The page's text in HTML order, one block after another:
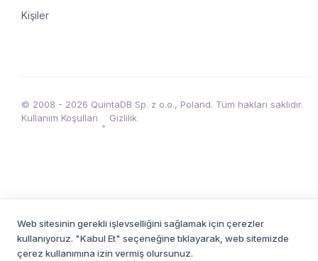
Kişiler
© 2008 - 2026 QuintaDB Sp. z o.o., Poland. Tüm hakları saklıdır.
Kullanım Koşulları
•
Gizlilik
Web sitesinin gerekli işlevselliğini sağlamak için çerezler
kullanıyoruz. "Kabul Et" seçeneğine tıklayarak, web sitemizde
çerez kullanımına izin vermiş olursunuz.